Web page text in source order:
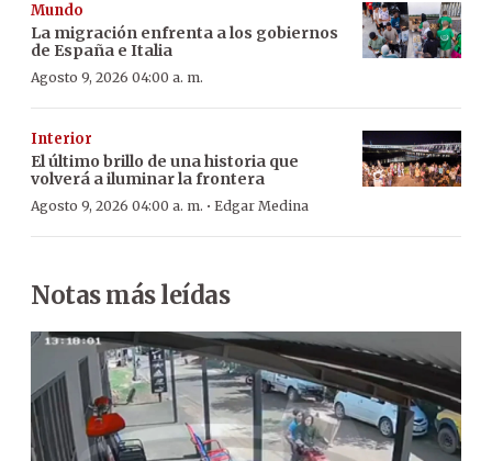
Mundo
La migración enfrenta a los gobiernos
de España e Italia
Agosto 9, 2026 04:00 a. m.
Interior
El último brillo de una historia que
volverá a iluminar la frontera
Agosto 9, 2026 04:00 a. m. · Edgar Medina
Notas más leídas